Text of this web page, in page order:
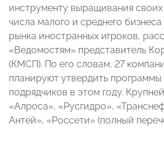
инструменту выращивания
числа малого и среднего
рынка иностранных игроков,
«Ведомостям» представитель
(КМСП). По его словам, 27
планируют утвердить
подрядчиков в этом году.
«Алроса», «Русгидро»,
Антей», «Россети» (полный